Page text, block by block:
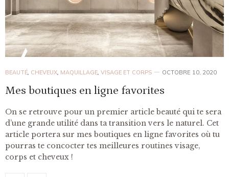
BEAUTÉ CHEVEUX MAQUILLAGE VISAGE ET CORPS OCTOBRE 10, 2020
Mes boutiques en ligne favorites
On se retrouve pour un premier article beauté qui te sera
d’une grande utilité dans ta transition vers le naturel. Cet
article portera sur mes boutiques en ligne favorites où tu
pourras te concocter tes meilleures routines visage,
corps et cheveux !